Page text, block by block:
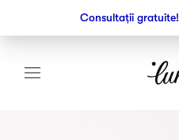
Consultații gratuite!